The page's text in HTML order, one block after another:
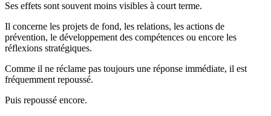
Ses effets sont souvent moins visibles à court terme.
Il concerne les projets de fond, les relations, les actions de
prévention, le développement des compétences ou encore les
réflexions stratégiques.
Comme il ne réclame pas toujours une réponse immédiate, il est
fréquemment repoussé.
Puis repoussé encore.